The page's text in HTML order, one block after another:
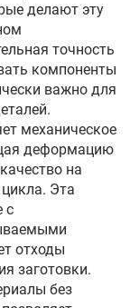
делают эту
точность
компоненты
важно для
механическое
деформацию
на
Эта
с
отходы
заготовки.
без